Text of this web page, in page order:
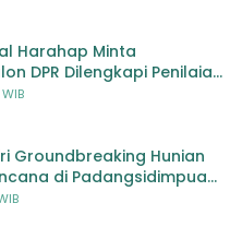
Harahap Minta
DPR Dilengkapi Penilaian
Groundbreaking Hunian
di Padangsidimpuan,
Penyintas